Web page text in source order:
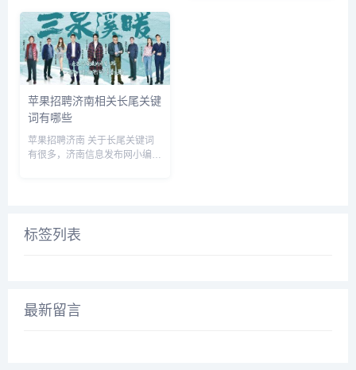
苹果招聘济南相关长尾关键
词有哪些
苹果招聘济南 关于长尾关键词
有很多，济南信息发布网小编为
南ios招聘,济南苹果直...
标签列表
最新留言